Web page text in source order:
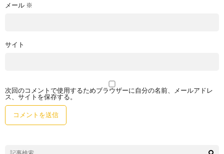
メール ※
サイト
次回のコメントで使用するためブラウザーに自分の名前、メールアドレ
ス、サイトを保存する。